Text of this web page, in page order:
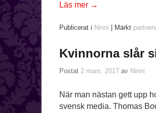
Läs mer →
Publicerat i Ninni Märkt
Kvinnorna slår
Postat 2 mars, 2017 av Ninni
När man nästan gett upp
svensk media. Thomas